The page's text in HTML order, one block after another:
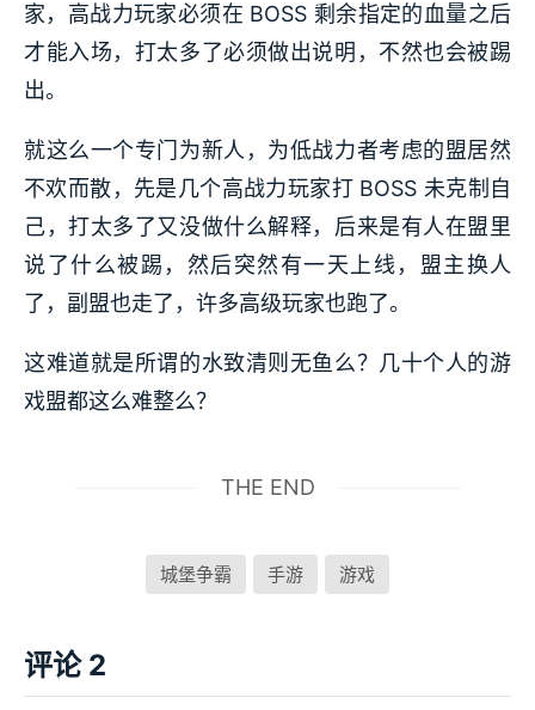
家，高战力玩家必须在 BOSS 剩余指定的血量之后
才能入场，打太多了必须做出说明，不然也会被踢
出。
就这么一个专门为新人，为低战力者考虑的盟居然
不欢而散，先是几个高战力玩家打 BOSS 未克制自
己，打太多了又没做什么解释，后来是有人在盟里
说了什么被踢，然后突然有一天上线，盟主换人
了，副盟也走了，许多高级玩家也跑了。
这难道就是所谓的水致清则无鱼么？几十个人的游
戏盟都这么难整么？
THE END
城堡争霸 手游 游戏
评论 2